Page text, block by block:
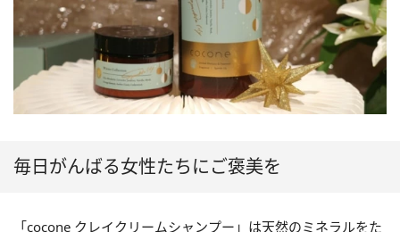
毎日がんばる女性たちにご褒美を
「cocone クレイクリームシャンプー」は天然のミネラルをた